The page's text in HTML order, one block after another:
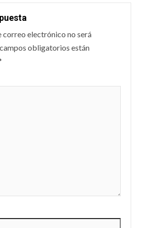
correo electrónico no será
obligatorios están